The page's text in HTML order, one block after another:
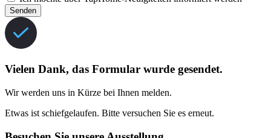
Senden
Vielen Dank, das Formular wurde gesendet.
Wir werden uns in Kürze bei Ihnen melden.
Etwas ist schiefgelaufen. Bitte versuchen Sie es erneut.